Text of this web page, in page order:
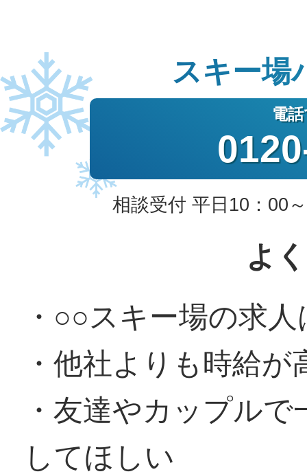
スキー場
相談受付 平日10：00
よ
・○○スキー場の求
・他社よりも時給
・友達やカップル
してほしい